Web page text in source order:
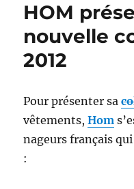
HOM
nouvelle
2012
Pour présenter sa
vêtements,Hom
nageurs français
: